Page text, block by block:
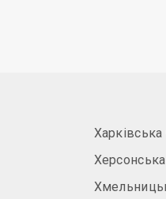
Харківська
Херсонська